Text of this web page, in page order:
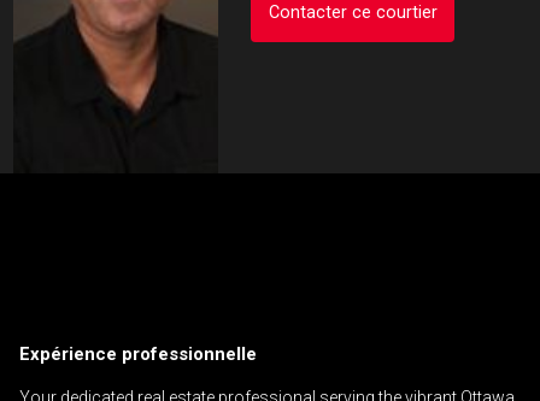
Contacter ce courtier
votre
et
Téléphone
Expérience professionnelle